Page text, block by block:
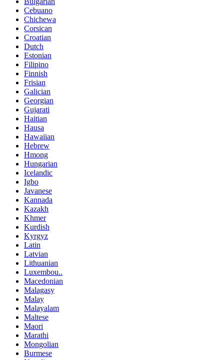
Cebuano
Chichewa
Corsican
Croatian
Dutch
Estonian
Filipino
Finnish
Frisian
Galician
Georgian
Gujarati
Haitian
Hausa
Hawaiian
Hebrew
Hmong
Hungarian
Icelandic
Igbo
Javanese
Kannada
Kazakh
Khmer
Kurdish
Kyrgyz
Latin
Latvian
Lithuanian
Luxembou..
Macedonian
Malagasy
Malay
Malayalam
Maltese
Maori
Marathi
Mongolian
Burmese